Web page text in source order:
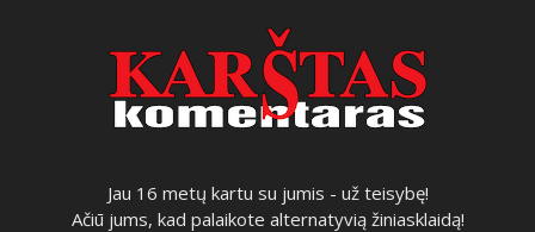
Jau 16 metų kartu su jumis - už teisybę!
Ačiū jums, kad palaikote alternatyvią žiniasklaidą!